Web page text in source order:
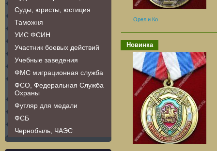
Суды, юристы, юстиция
Таможня
УИС ФСИН
Участник боевых действий
Учебные заведения
ФМС миграционная служба
ФСО, Федеральная Служба
Охраны
Футляр для медали
ФСБ
Чернобыль, ЧАЭС
Орел и Ко
Новинка